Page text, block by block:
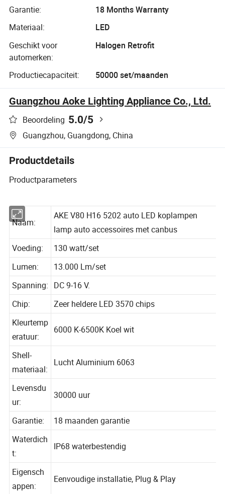
Garantie:
18 Months Warranty
Materiaal:
LED
Geschikt voor
automerken:
Halogen Retrofit
Productiecapaciteit: 50000 set/maanden
Guangzhou Aoke Lighting Appliance Co., Ltd.
Beoordeling 5.0/5
Guangzhou, Guangdong, China
Productdetails
Productparameters
AKE V80 H16 5202 auto LED koplampen
lamp auto accessoires met canbus
Voeding: 130 watt/set
Lumen: 13.000 Lm/set
Spanning: DC 9-16 V.
Chip:
Zeer heldere LED 3570 chips
Kleurtemp
eratuur:
Shell-
materiaal:
Levensdu
ur:
Garantie: 18 maanden garantie
Waterdich
t:
Eigensch